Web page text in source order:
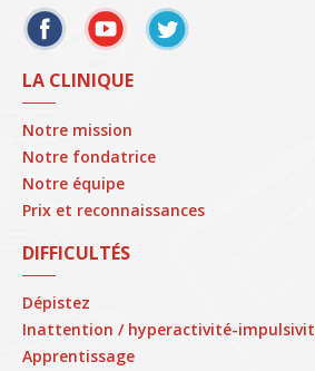
LA CLINIQUE
Notre mission
Notre fondatrice
Notre équipe
Prix et reconnaissances
DIFFICULTÉS
Dépistez
Inattention / hyperactivité-
Apprentissage